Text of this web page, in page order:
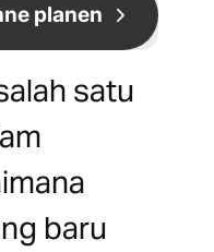
planen
satu
baru